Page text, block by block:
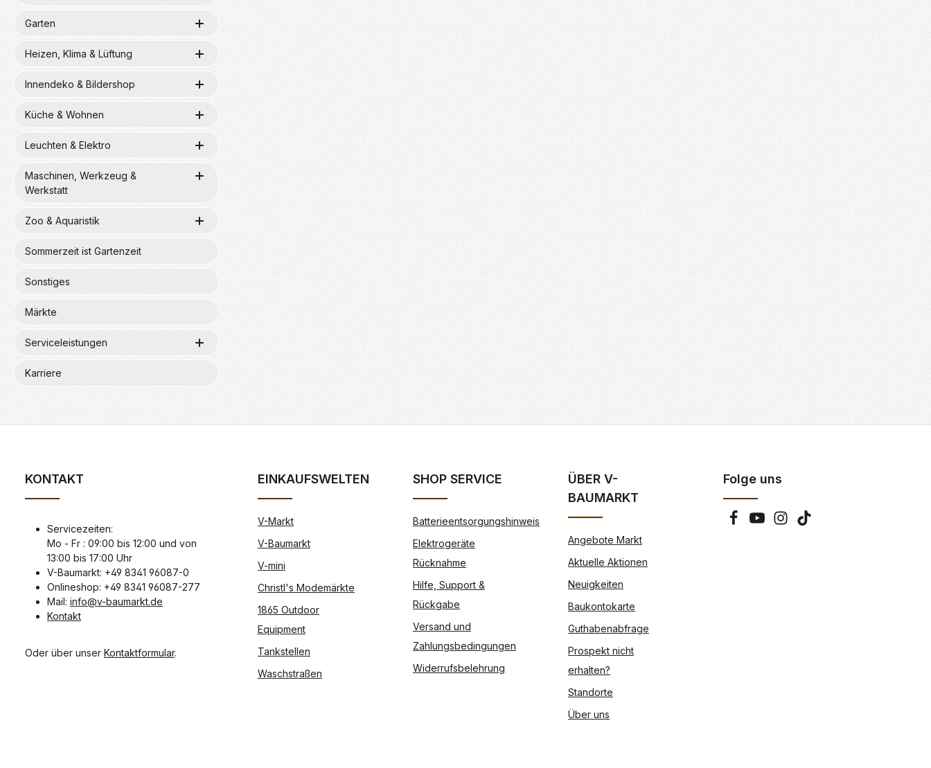
Garten
Heizen, Klima & Lüftung
Innendeko & Bildershop
Küche & Wohnen
Leuchten & Elektro
Maschinen, Werkzeug &
Werkstatt
Zoo & Aquaristik
Sommerzeit ist Gartenzeit
Sonstiges
Märkte
Serviceleistungen
Karriere
KONTAKT
Servicezeiten:
Mo - Fr : 09:00 bis 12:00 und von
13:00 bis 17:00 Uhr
V-Baumarkt: +49 8341 96087-0
Onlineshop: +49 8341 96087-277
Mail: info@v-baumarkt.de
Kontakt
Oder über unser Kontaktformular.
EINKAUFSWELTEN
V-Markt
V-Baumarkt
V-mini
Christl's Modemärkte
1865 Outdoor
Equipment
Tankstellen
Waschstraßen
SHOP SERVICE
Batterieentsorgungshinweis
Elektrogeräte
Rücknahme
Hilfe, Support &
Rückgabe
Versand und
Zahlungsbedingungen
Widerrufsbelehrung
ÜBER V-
BAUMARKT
Angebote Markt
Aktuelle Aktionen
Neuigkeiten
Baukontokarte
Guthabenabfrage
Prospekt nicht
erhalten?
Standorte
Über uns
Folge uns